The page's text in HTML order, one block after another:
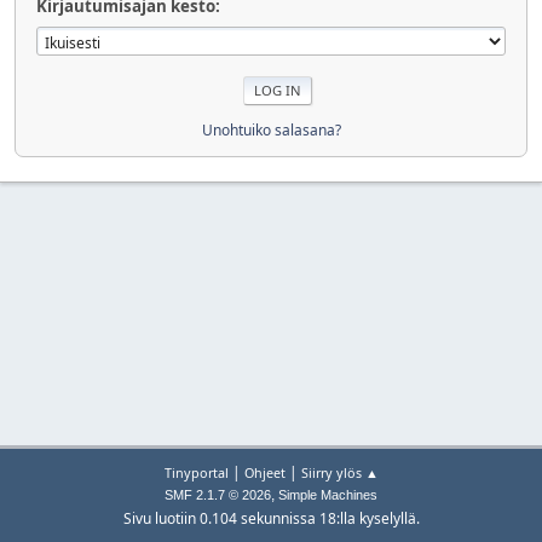
Kirjautumisajan kesto:
Unohtuiko salasana?
Tinyportal | Ohjeet| Siirry ylös ▲
SMF 2.1.7 © 2026, Simple Machines
Sivu luotiin 0.104 sekunnissa 18:lla kyselyllä.